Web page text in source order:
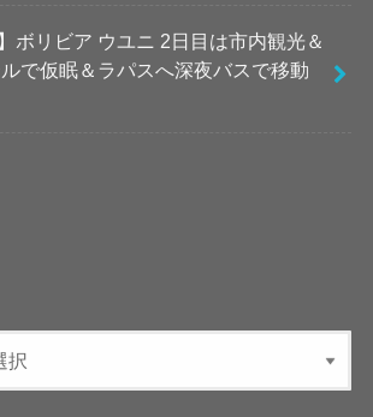
ボリビア ウユニ 2日目は市内観光＆
で仮眠＆ラパスへ深夜バスで移動